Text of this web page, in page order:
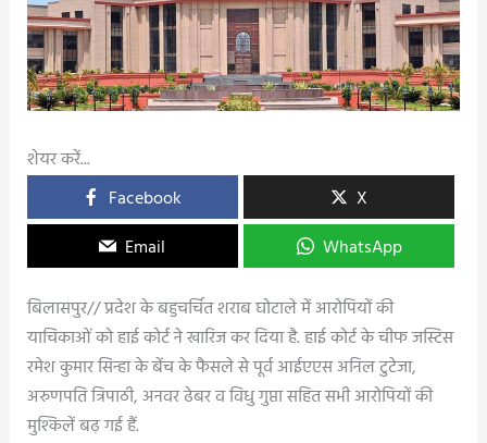
शेयर करें...
Facebook
X
Email
WhatsApp
बिलासपुर// प्रदेश के बहुचर्चित शराब घोटाले में आरोपियों की
याचिकाओं को हाई कोर्ट ने खारिज कर दिया है. हाई कोर्ट के चीफ जस्टिस
रमेश कुमार सिन्हा के बेंच के फैसले से पूर्व आईएएस अनिल टुटेजा,
अरुणपति त्रिपाठी, अनवर ढेबर व विधु गुप्ता सहित सभी आरोपियों की
मुश्किलें बढ़ गई हैं.